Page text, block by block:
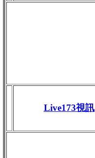
Live173視訊